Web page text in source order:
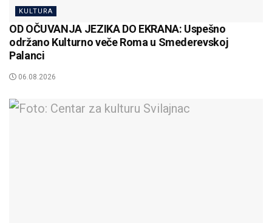
KULTURA
OD OČUVANJA JEZIKA DO EKRANA: Uspešno
održano Kulturno veče Roma u Smederevskoj
Palanci
06.08.2026